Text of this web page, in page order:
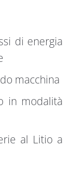
di energia
macchina
in modalità
al Litio a